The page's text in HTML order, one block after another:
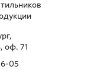
оф. 71
05